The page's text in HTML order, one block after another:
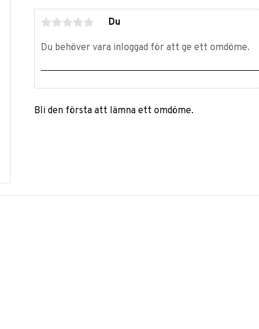
Du
Bli den första att lämna ett omdöme.